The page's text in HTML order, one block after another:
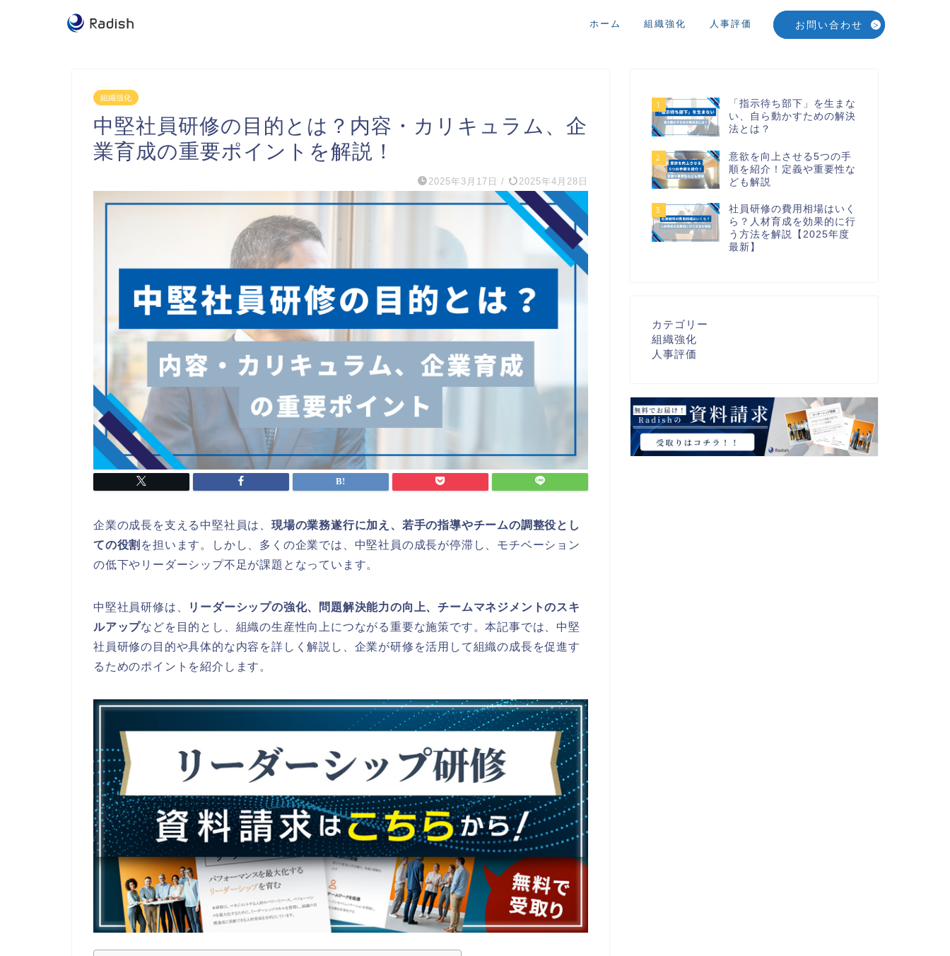
ホーム 組織強化 人事評価 お問い合わせ
組織強化
中堅社員研修の目的とは？内容・カリキュラム、企
業育成の重要ポイントを解説！
2025年3月17日 / 2025年4月28日
企業の成長を支える中堅社員は、 現場の業務遂行に加え、若手の指導やチームの調整役とし
ての役割 を担います。しかし、多くの企業では、中堅社員の成長が停滞し、モチベーション
の低下やリーダーシップ不足が課題となっています。
中堅社員研修は、
リーダーシップの強化、問題解決能力の向上、チームマネジメントのスキ
ルアップなどを目的とし、組織の生産性向上につながる重要な施策です。本記事では、中堅
社員研修の目的や具体的な内容を詳しく解説し、企業が研修を活用して組織の成長を促進す
るためのポイントを紹介します。
1
「指示待ち部下」を生まな
い、自ら動かすための解決
法とは？
2
意欲を向上させる5つの手
順を紹介！定義や重要性な
ども解説
3
社員研修の費用相場はいく
ら？人材育成を効果的に行
う方法を解説【2025年度
最新】
カテゴリー
組織強化
人事評価